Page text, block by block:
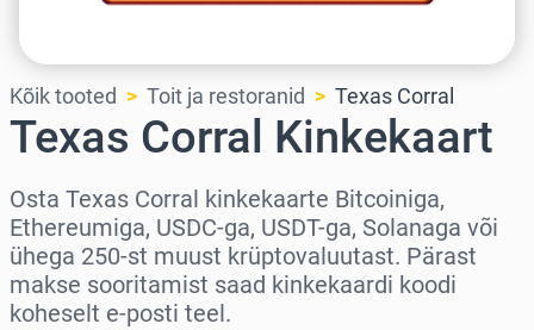
Kõik tooted Toit ja restoranid Texas Corral
Texas Corral Kinkekaart
Osta Texas Corral kinkekaarte Bitcoiniga,
Ethereumiga, USDC-ga, USDT-ga, Solanaga või
ühega 250-st muust krüptovaluutast. Pärast
makse sooritamist saad kinkekaardi koodi
koheselt e-posti teel.